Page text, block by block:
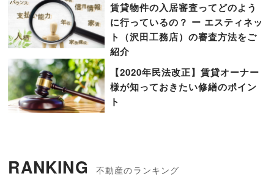
賃貸物件の入居審査ってどのよう
に行っているの？ ー エスティネッ
ト（沢田工務店）の審査方法をご
紹介
【2020年民法改正】賃貸オーナー
様が知っておきたい修繕のポイン
ト
RANKING